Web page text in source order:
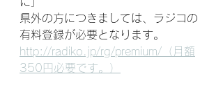
県外の方につきましては、ラジコの
有料登録が必要となります。
http://radiko.jp/rg/premium/（月額
350円必要です。）